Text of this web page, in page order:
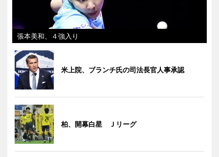
張本美和、４強入り
米上院、ブランチ氏の司法長官人事承認
柏、開幕白星 Ｊリーグ